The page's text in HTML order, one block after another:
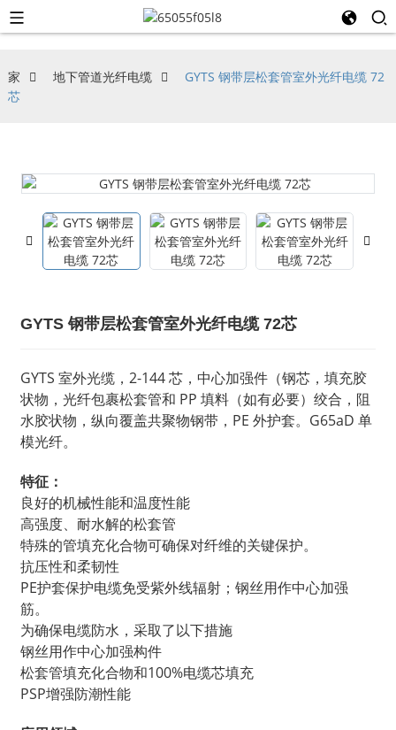
家 地下管道光纤电缆
GYTS 钢带层松套管室外光纤电缆 72
芯
GYTS 钢带层松套管室外光纤电缆 72芯
GYTS 室外光缆，2-144 芯，中心加强件（钢芯，填充胶
状物，光纤包裹松套管和 PP 填料（如有必要）绞合，阻
水胶状物，纵向覆盖共聚物钢带，PE 外护套。G65aD 单
模光纤。
特征：
良好的机械性能和温度性能
高强度、耐水解的松套管
特殊的管填充化合物可确保对纤维的关键保护。
抗压性和柔韧性
PE护套保护电缆免受紫外线辐射；钢丝用作中心加强
筋。
为确保电缆防水，采取了以下措施
钢丝用作中心加强构件
松套管填充化合物和100%电缆芯填充
PSP增强防潮性能